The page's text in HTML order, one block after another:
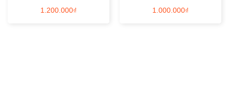
1.200.000₫ 1.000.000₫